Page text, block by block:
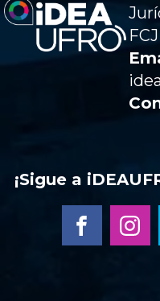
¡Sigue a